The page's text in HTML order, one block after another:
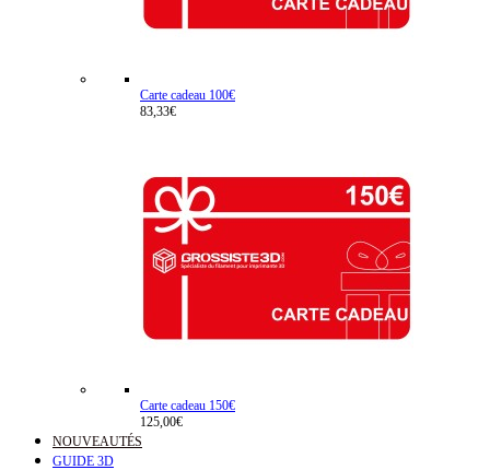
Carte cadeau 100€
83,33€
Carte cadeau 150€
125,00€
NOUVEAUTÉS
GUIDE 3D